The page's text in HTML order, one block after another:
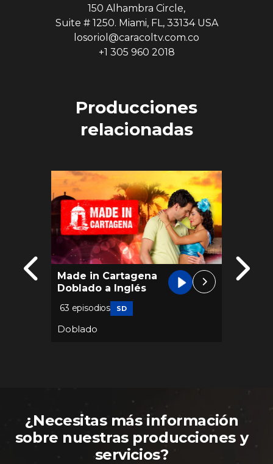
150 Alhambra Circle,
Suite # 1250. Miami, FL, 33134 USA
losoriol@caracoltv.com.co
+1 305 960 2018
Producciones
relacionadas
Made in Cartagena
Doblado a Inglés
63 episodios SD
Doblado
La
¿Necesitas más información
sobre nuestras producciones y
servicios?